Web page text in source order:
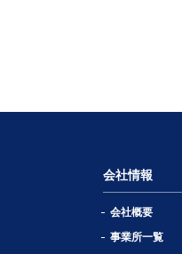
会社情報
会社概要
事業所一覧